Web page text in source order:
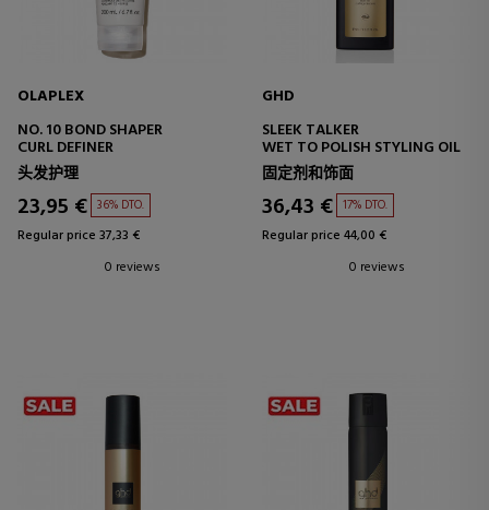
OLAPLEX
NO. 10 BOND SHAPER
CURL DEFINER
头发护理
23,95 € 36% DTO.
Regular price 37,33 €
0 reviews
GHD
SLEEK TALKER
WET TO POLISH STYLING OIL
固定剂和饰面
36,43 € 17% DTO.
Regular price 44,00 €
0 reviews